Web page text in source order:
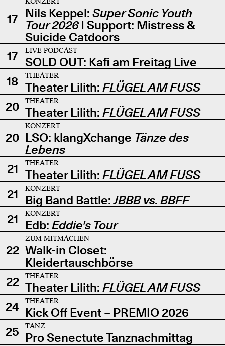
17 Nils Keppel: Super Sonic Youth
Tour 2026| Support: Mistress &
Suicide Catdoors
17
LIVE-PODCAST
SOLD OUT: Kafi am Freitag Live
18
THEATER
Theater Lilith: FLÜGEL AM FUSS
20
THEATER
Theater Lilith: FLÜGEL AM FUSS
20
KONZERT
LSO: klangXchange Tänze des
Lebens
21
THEATER
Theater Lilith: FLÜGEL AM FUSS
21
KONZERT
Big Band Battle:JBBB vs. BBFF
21
KONZERT
Edb: Eddie's Tour
22
ZUM MITMACHEN
Walk-in Closet:
Kleidertauschbörse
22
THEATER
Theater Lilith: FLÜGEL AM FUSS
24
THEATER
Kick Off Event – PREMIO 2026
25
TANZ
Pro Senectute Tanznachmittag